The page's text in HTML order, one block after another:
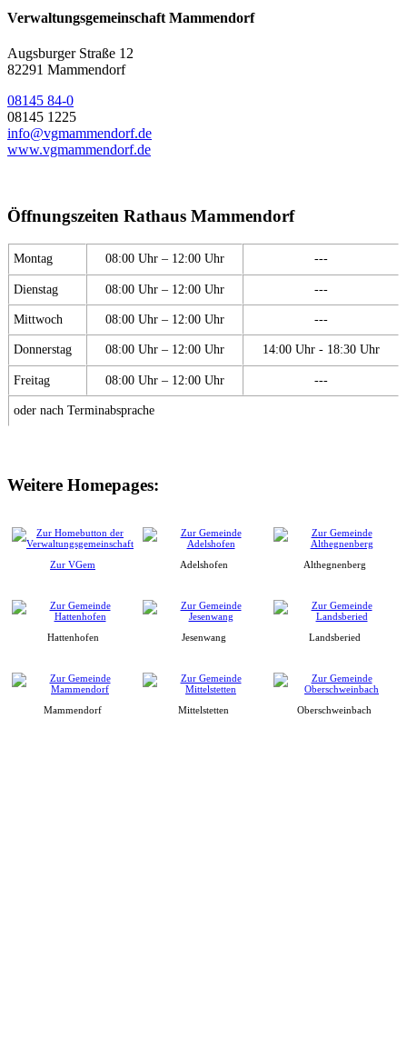
Verwaltungsgemeinschaft Mammendorf
Augsburger Straße 12
82291 Mammendorf
08145 84-0
08145 1225
info@vgmammendorf.de
www.vgmammendorf.de
Öffnungszeiten Rathaus Mammendorf
Montag 08:00 Uhr – 12:00 Uhr ---
Dienstag 08:00 Uhr – 12:00 Uhr ---
Mittwoch 08:00 Uhr – 12:00 Uhr ---
Donnerstag 08:00 Uhr – 12:00 Uhr 14:00 Uhr - 18:30 Uhr
Freitag 08:00 Uhr – 12:00 Uhr ---
oder nach Terminabsprache
Weitere Homepages:
Zur VGem Adelshofen Althegnenberg
Hattenhofen Jesenwang Landsberied
Mammendorf Mittelstetten Oberschweinbach